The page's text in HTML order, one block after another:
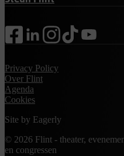
facebooklinkedininstagram
tiktok youtube
Privacy Policy
Over Flint
Agenda
Cookies
Site by Eagerly
© 2026 Flint - theater,
en congressen